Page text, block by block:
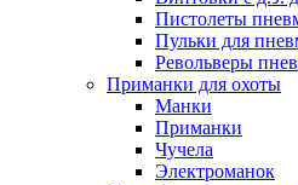
Пистолеты
Пульки для
Револьверы
Приманки для охоты
Манки
Приманки
Чучела
Электроманок